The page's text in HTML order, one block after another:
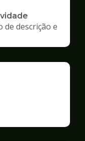
de descrição e